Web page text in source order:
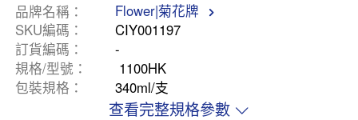
品牌名稱
Flower|菊花牌
SKU編碼
CIY001197
訂貨編碼
-
規格/型號
1100HK
包裝規格
340ml/支
查看完整規格參數